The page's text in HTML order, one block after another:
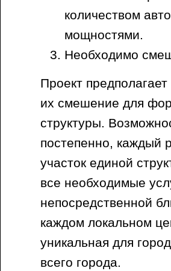
количеством
мощностями.
Необходимо
Проект
их смешение для
структуры.
постепенно, каждый
участок единой
все необходимые
непосредственной
каждом локальном
уникальная для
всего города.